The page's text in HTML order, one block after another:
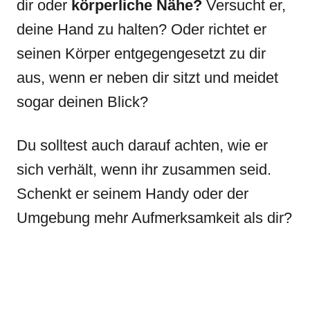
dir oder körperliche Nähe? Versucht er,
deine Hand zu halten? Oder richtet er
seinen Körper entgegengesetzt zu dir
aus, wenn er neben dir sitzt und meidet
sogar deinen Blick?
Du solltest auch darauf achten, wie er
sich verhält, wenn ihr zusammen seid.
Schenkt er seinem Handy oder der
Umgebung mehr Aufmerksamkeit als dir?